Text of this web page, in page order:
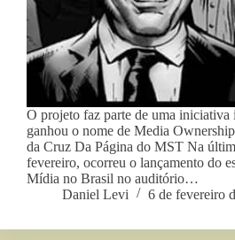
O projeto faz parte de uma iniciativa
ganhou o nome de Media
da Cruz Da Página do MST Na
fevereiro, ocorreu o lançamento do
Mídia no Brasil no auditório…
Daniel Levi
6 de fevereiro